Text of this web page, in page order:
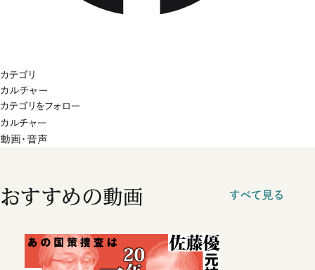
カテゴリ
カルチャー
カテゴリをフォロー
カルチャー
動画・音声
おすすめの動画 すべて見る